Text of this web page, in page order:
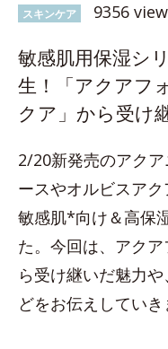
スキンケア 9356 view
敏感肌用保湿シ
生！「アクアフ
クア」から受け
2/20新発売のアク
ースやオルビスアク
敏感肌*向け＆高保
た。今回は、アク
ら受け継いだ魅力
どをお伝えしていき